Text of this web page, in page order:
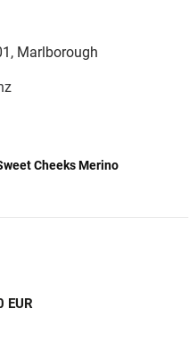
Marlborough
Cheeks Merino
EUR